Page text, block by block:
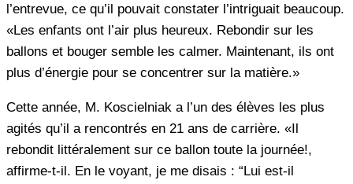
l’entrevue, ce qu’il pouvait constater l’intriguait beaucoup.
«Les enfants ont l’air plus heureux. Rebondir sur les
ballons et bouger semble les calmer. Maintenant, ils ont
plus d’énergie pour se concentrer sur la matière.»
Cette année, M. Koscielniak a l’un des élèves les plus
agités qu’il a rencontrés en 21 ans de carrière. «Il
rebondit littéralement sur ce ballon toute la journée!,
affirme-t-il. En le voyant, je me disais : “Lui est-il